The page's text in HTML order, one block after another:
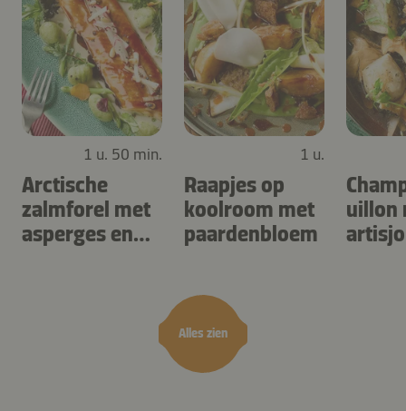
Alles zien
1 u. 50 min.
Arctische
zalmforel met
asperges en
1 u.
Raapjes op
koolroom met
paardenbloem
uillon